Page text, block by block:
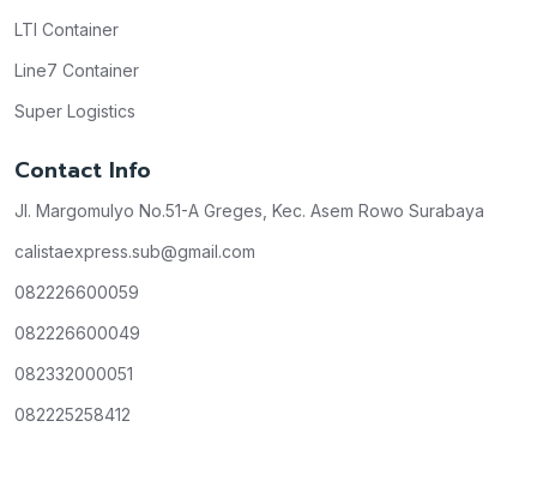
LTI Container
Line7 Container
Super Logistics
Contact Info
Jl. Margomulyo No.51-A Greges, Kec. Asem Rowo Surabaya
calistaexpress.sub@gmail.com
082226600059
082226600049
082332000051
082225258412